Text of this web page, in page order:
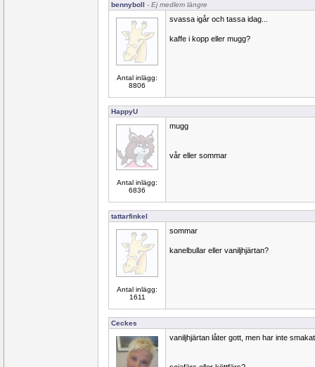
bennyboll - Ej medlem längre
Antal inlägg:
8806
svassa igår och tassa idag...
kaffe i kopp eller mugg?
HappyU
Antal inlägg:
6836
mugg
vår eller sommar
tattarfinkel
Antal inlägg:
1611
sommar
kanelbullar eller vaniljhjärtan?
Ceckes
vaniljhjärtan låter gott, men har inte